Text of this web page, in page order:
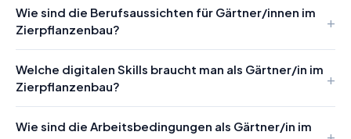
Wie sind die Berufsaussichten für Gärtner/innen im
Zierpflanzenbau?
Welche digitalen Skills braucht man als Gärtner/in im
Zierpflanzenbau?
Wie sind die Arbeitsbedingungen als Gärtner/in im